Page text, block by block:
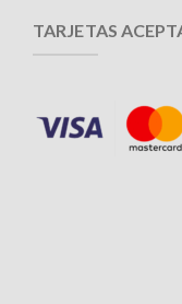
TARJETAS